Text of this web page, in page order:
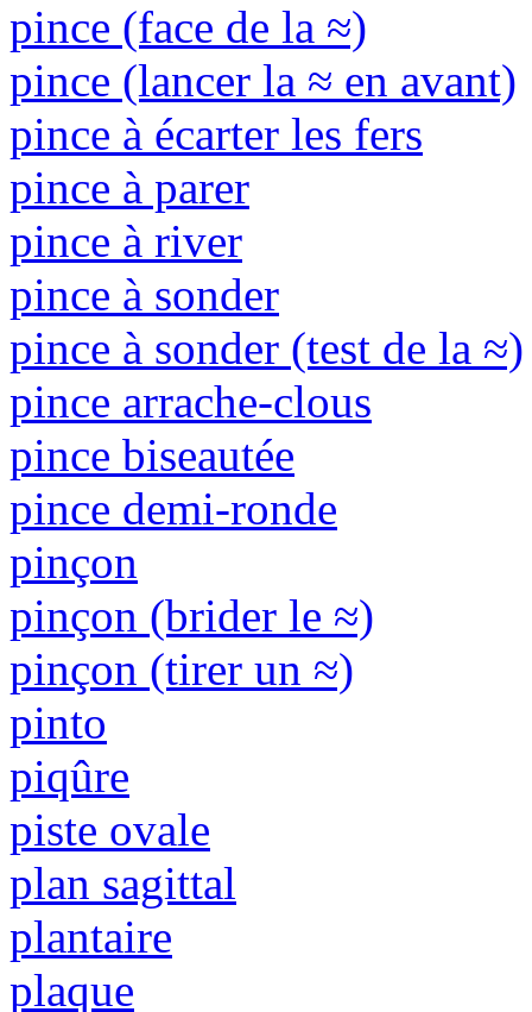
pince (face de la ≈)
pince (lancer la ≈ en avant)
pince à écarter les fers
pince à parer
pince à river
pince à sonder
pince à sonder (test de la ≈)
pince arrache-clous
pince biseautée
pince demi-ronde
pinçon
pinçon (brider le ≈)
pinçon (tirer un ≈)
pinto
piqûre
piste ovale
plan sagittal
plantaire
plaque